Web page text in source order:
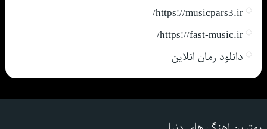
https://musicpars3.ir/
https://fast-music.ir/
دانلود رمان انلاین